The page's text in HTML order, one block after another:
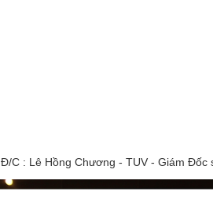
Đ/C : Lê Hồng Chương - TUV - Giám Đốc